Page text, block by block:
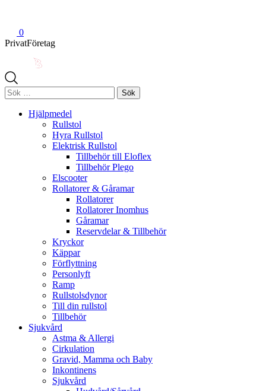
0
PrivatFöretag
Sök
efter:
Hjälpmedel
Rullstol
Hyra Rullstol
Elektrisk Rullstol
Tillbehör till Eloflex
Tillbehör Plego
Elscooter
Rollatorer & Gåramar
Rollatorer
Rollatorer Inomhus
Gåramar
Reservdelar & Tillbehör
Kryckor
Käppar
Förflyttning
Personlyft
Ramp
Rullstolsdynor
Till din rullstol
Tillbehör
Sjukvård
Astma & Allergi
Cirkulation
Gravid, Mamma och Baby
Inkontinens
Sjukvård